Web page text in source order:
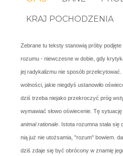
KRAJ POCHODZENIA
Zebrane tu teksty stanowią próby
rozumu - niewczesne w dobie, gdy
jej radykalizmu nie sposób
wolności, jakie niegdyś ustanowiło
dziś trzeba niejako przekroczyć próg
wymawiać słowo oświecenie. Tę
animal rationale. Istota rozumna stała się
nią już nie utożsamia, "rozum" bowiem.
dziś zdaje się być obrócony w znamię